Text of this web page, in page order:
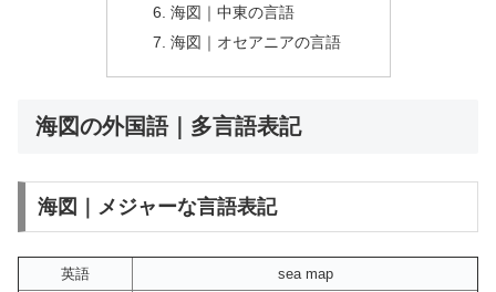
海図｜中東の言語
海図｜オセアニアの言語
海図の外国語｜多言語表記
海図｜メジャーな言語表記
英語
sea map